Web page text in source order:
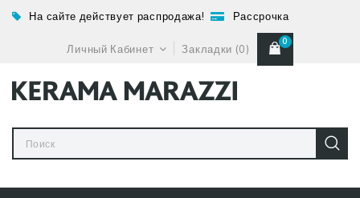
На сайте действует распродажа! Рассрочка
Личный Кабинет Закладки (0)
0